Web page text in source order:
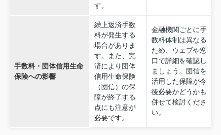
す。
手数料・団体信用生命
保険への影響
繰上返済手数
料が発生する
場合がありま
す。また、完
済により団体
信用生命保険
（団信）の保
障が終了する
点にも注意が
必要です。
金融機関ごとに手
数料体制は異なる
ため、ウェブや窓
口で詳細を確認し
ましょう。団信を
活用した保障が今
後必要かどうかも
併せて検討くださ
い。